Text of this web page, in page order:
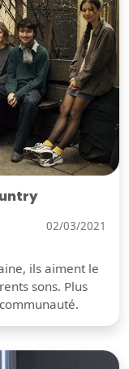
02/03/2021
ils aiment le
sons. Plus